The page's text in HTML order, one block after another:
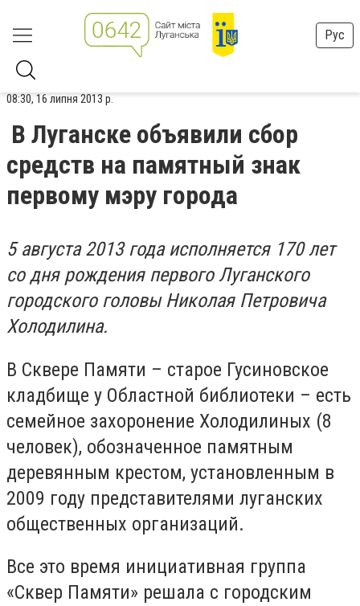
Рус
08:30, 16 липня 2013 р.
В Луганске объявили сбор
средств на памятный знак
первому мэру города
5 августа 2013 года исполняется 170 лет
со дня рождения первого Луганского
городского головы Николая Петровича
Холодилина.
В Сквере Памяти – старое Гусиновское
кладбище у Областной библиотеки – есть
семейное захоронение Холодилиных (8
человек), обозначенное памятным
деревянным крестом, установленным в
2009 году представителями луганских
общественных организаций.
Все это время инициативная группа
«Сквер Памяти» решала с городским